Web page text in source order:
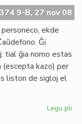
9-B, 27 nov 08
ekde
Ĝi
tial ĝia nomo estas
(escepta kazo) per
liston de sigloj el
Legu pli